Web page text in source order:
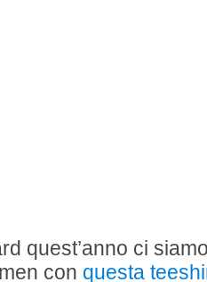
quest’anno ci
con questa